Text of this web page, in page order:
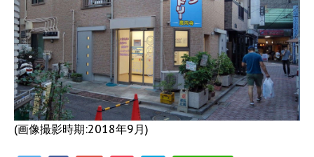
(画像撮影時期:2018年9月)